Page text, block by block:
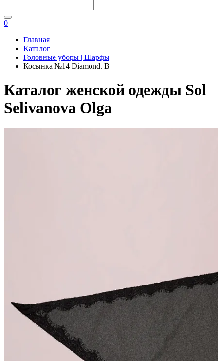
0
Главная
Каталог
Головные уборы | Шарфы
Косынка №14 Diamond. B
Каталог женской одежды Sol
Selivanova Olga